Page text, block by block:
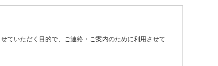
ていただく目的で、ご連絡・ご案内のために利用させて